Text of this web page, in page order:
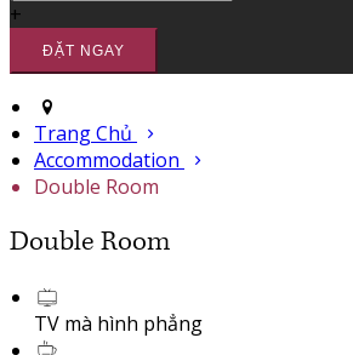
+
Trang Chủ
Accommodation
Double Room
Double Room
TV mà hình phẳng